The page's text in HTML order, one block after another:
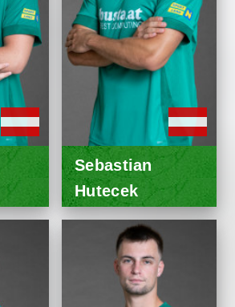
Sebastian
Hutecek